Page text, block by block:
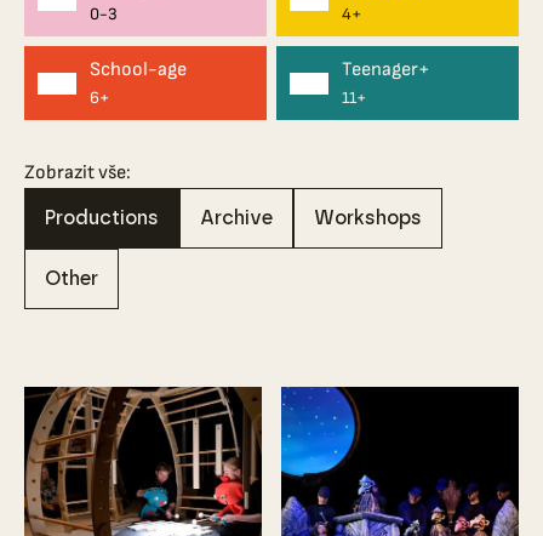
0-3 4+
School-age
6+
Teenager+
11+
Zobrazit vše:
Productions
Archive Workshops
Other